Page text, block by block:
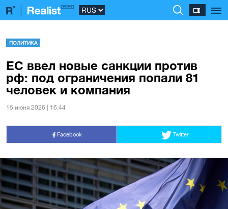
ПОЛИТИКА
ЕС ввел новые санкции против
рф: под ограничения попали 81
человек и компания
15 июня 2026 | 16:44
Facebook Twitter